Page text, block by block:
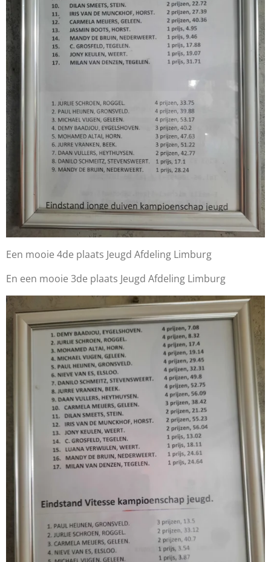
Een mooie 4de plaats Jeugd Afdeling Limburg
En een mooie 3de plaats Jeugd Afdeling Limburg